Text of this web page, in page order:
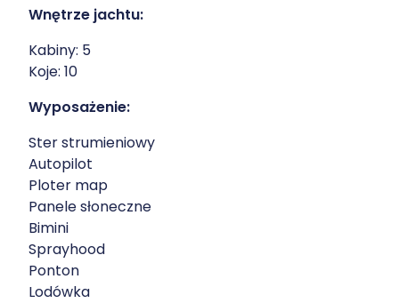
Wnętrze jachtu:
Kabiny: 5
Koje: 10
Wyposażenie:
Ster strumieniowy
Autopilot
Ploter map
Panele słoneczne
Bimini
Sprayhood
Ponton
Lodówka